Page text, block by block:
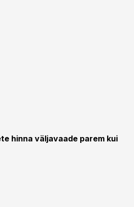
hinna väljavaade parem kui